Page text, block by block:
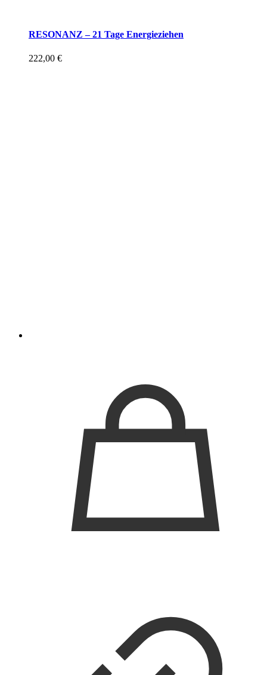
RESONANZ – 21 Tage Energieziehen
222,00 €